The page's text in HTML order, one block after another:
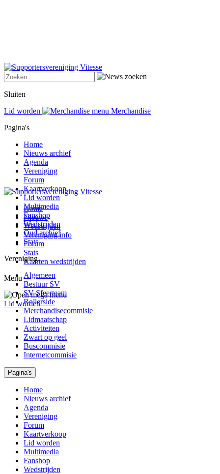
Home
Nieuws
Wedstrijden
Vereniging info
Forum
Stats
Kaarten wedstrijden
Menu
Lid worden
Sluiten
Lid worden
Merchandise
Pagina's
Home
Nieuws archief
Agenda
Vereniging
Forum
Kaartverkoop
Lid worden
Multimedia
Fanshop
Wedstrijden
Oud archief
Stats
Vereniging
Algemeen
Bestuur SV
SV Sfeerteam
Rollerside
Merchandisecommisie
Lidmaatschap
Activiteiten
Zwart op geel
Buscommisie
Internetcommisie
Pagina's
Home
Nieuws archief
Agenda
Vereniging
Forum
Kaartverkoop
Lid worden
Multimedia
Fanshop
Wedstrijden